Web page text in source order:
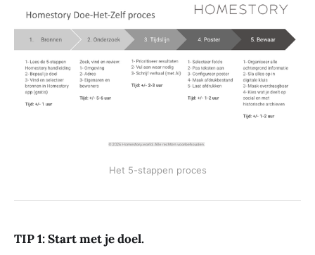
Het 5-stappen proces
TIP 1: Start met je doel.